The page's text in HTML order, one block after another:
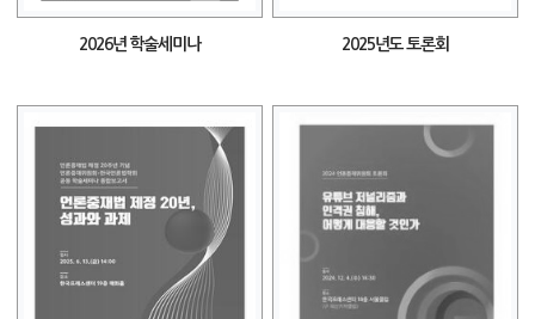
2026년 학술세미나 2025년도 토론회